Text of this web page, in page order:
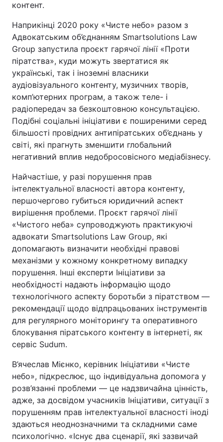
контент.
Наприкінці 2020 року «Чисте небо» разом з
Адвокатським об’єднанням Smartsolutions Law
Group запустила проєкт гарячої лінії «‎Проти
піратства», куди можуть звертатися як
українські, так і іноземні власники
аудіовізуального контенту, музичних творів,
комп’ютерних програм, а також теле- і
радіопередач за безкоштовною консультацією.
Подібні соціальні ініціативи є поширеними серед
більшості провідних антипіратських об’єднань у
світі, які прагнуть зменшити глобальний
негативний вплив недобросовісного медіабізнесу.
Найчастіше, у разі порушення прав
інтелектуальної власності автора контенту,
першочергово губиться юридичний аспект
вирішення проблеми. Проєкт гарячої лінії
«‎Чистого неба» супроводжують практикуючі
адвокати Smartsolutions Law Group, які
допомагають визначити необхідні правові
механізми у кожному конкретному випадку
порушення. Інші експерти Ініціативи за
необхідності надають інформацію щодо
технологічного аспекту боротьби з піратством —
рекомендації щодо відпрацьованих інструментів
для регулярного моніторингу та оперативного
блокування піратського контенту в інтернеті, як
сервіс Sudum.
В’ячеслав Мієнко, керівник Ініціативи «‎Чисте
небо», підкреслює, що індивідуальна допомога у
розв’язанні проблеми — це надзвичайна цінність,
адже, за досвідом учасників Ініціативи, ситуації з
порушенням прав інтелектуальної власності іноді
здаються неоднозначними та складними саме
психологічно. «Існує два сценарії, які зазвичай